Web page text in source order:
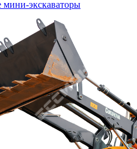
мини-экскаваторы